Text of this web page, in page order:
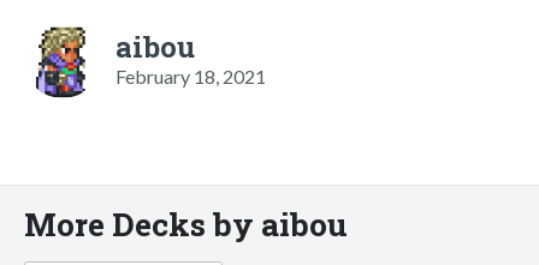
aibou
February 18, 2021
More Decks by aibou